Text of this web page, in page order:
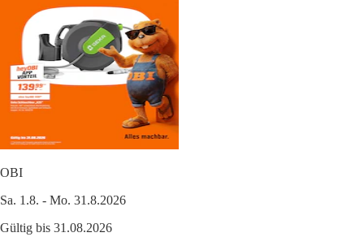
OBI
Sa. 1.8. - Mo. 31.8.2026
Gültig bis 31.08.2026